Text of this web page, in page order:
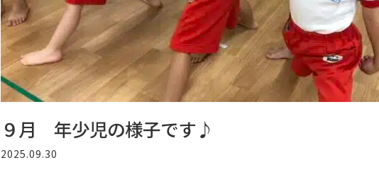
９月 年少児の様子です♪
2025.09.30